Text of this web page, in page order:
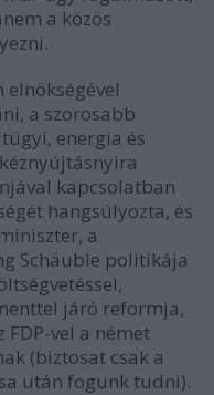
a közös
a szorosabb
energia és
kapcsolatban
hangsúlyozta, és
a
Schäuble politikája
járó reformja,
vel a német
(biztosat csak a
után fogunk tudni).